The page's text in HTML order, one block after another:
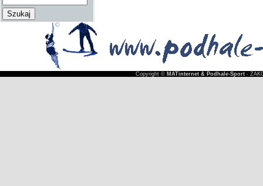
Copyright © MATinternet & Podhale-Sport-